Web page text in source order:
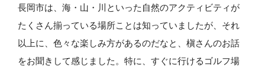
長岡市は、海・山・川といった自然のアクティビティが
たくさん揃っている場所ことは知っていましたが、それ
以上に、色々な楽しみ方があるのだなと、槇さんのお話
をお聞きして感じました。特に、すぐに行けるゴルフ場